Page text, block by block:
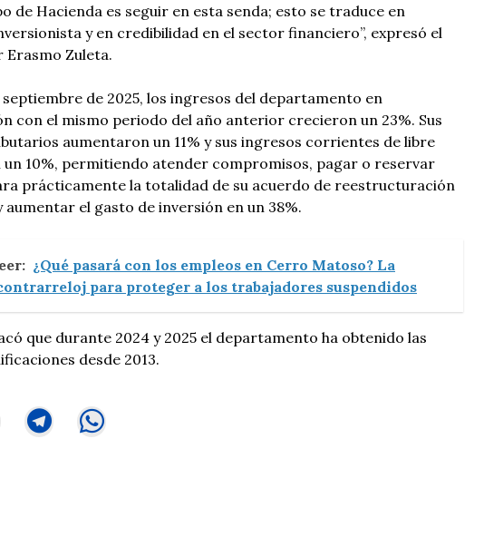
de Hacienda es seguir en esta senda; esto se traduce en
y en credibilidad en el sector financiero”, expresó el
Erasmo Zuleta.
de 2025, los ingresos del departamento en
con el mismo periodo del año anterior crecieron un 23%. Sus
aumentaron un 11% y sus ingresos corrientes de libre
un 10%, permitiendo atender compromisos, pagar o reservar
prácticamente la totalidad de su acuerdo de reestructuración
aumentar el gasto de inversión en un 38%.
¿Qué pasará con los empleos en Cerro Matoso? La
para proteger a los trabajadores suspendidos
que durante 2024 y 2025 el departamento ha obtenido las
desde 2013.